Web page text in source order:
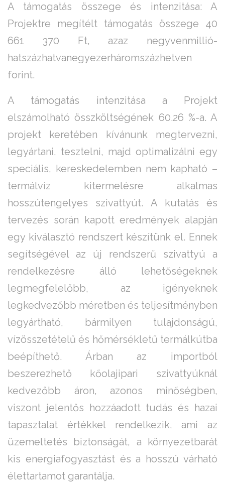
A támogatás összege és intenzitása: A
Projektre megítélt támogatás összege 40
661 370 Ft, azaz negyvenmillió-
hatszázhatvanegyezerháromszázhetven
forint.
A támogatás intenzitása a Projekt
elszámolható összköltségének 60.26 %-a. A
projekt keretében kívánunk megtervezni,
legyártani, tesztelni, majd optimalizálni egy
speciális, kereskedelemben nem kapható –
termálvíz kitermelésre alkalmas
hosszútengelyes szivattyút. A kutatás és
tervezés során kapott eredmények alapján
egy kiválasztó rendszert készítünk el. Ennek
segítségével az új rendszerű szivattyú a
rendelkezésre álló lehetőségeknek
legmegfelelőbb, az igényeknek
legkedvezőbb méretben és teljesítményben
legyártható, bármilyen tulajdonságú,
vízösszetételű és hőmérsékletű termálkútba
beépíthető. Árban az importból
beszerezhető kőolajipari szivattyúknál
kedvezőbb áron, azonos minőségben,
viszont jelentős hozzáadott tudás és hazai
tapasztalat értékkel rendelkezik, ami az
üzemeltetés biztonságát, a környezetbarát
kis energiafogyasztást és a hosszú várható
élettartamot garantálja.